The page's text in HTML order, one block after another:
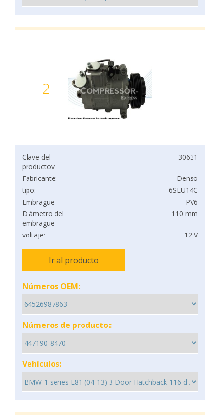
2
Clave del
productov:
30631
Fabricante:
Denso
tipo:
6SEU14C
Embrague:
PV6
Diámetro del
embrague:
110 mm
voltaje: 12 V
Ir al producto
Números OEM:
Números de producto::
Vehículos: